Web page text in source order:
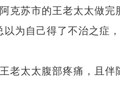
苏市的王老太太做完
以为自己得了不治之症
太太腹部疼痛，且伴